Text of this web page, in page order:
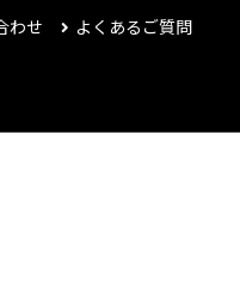
わせ よくあるご質問